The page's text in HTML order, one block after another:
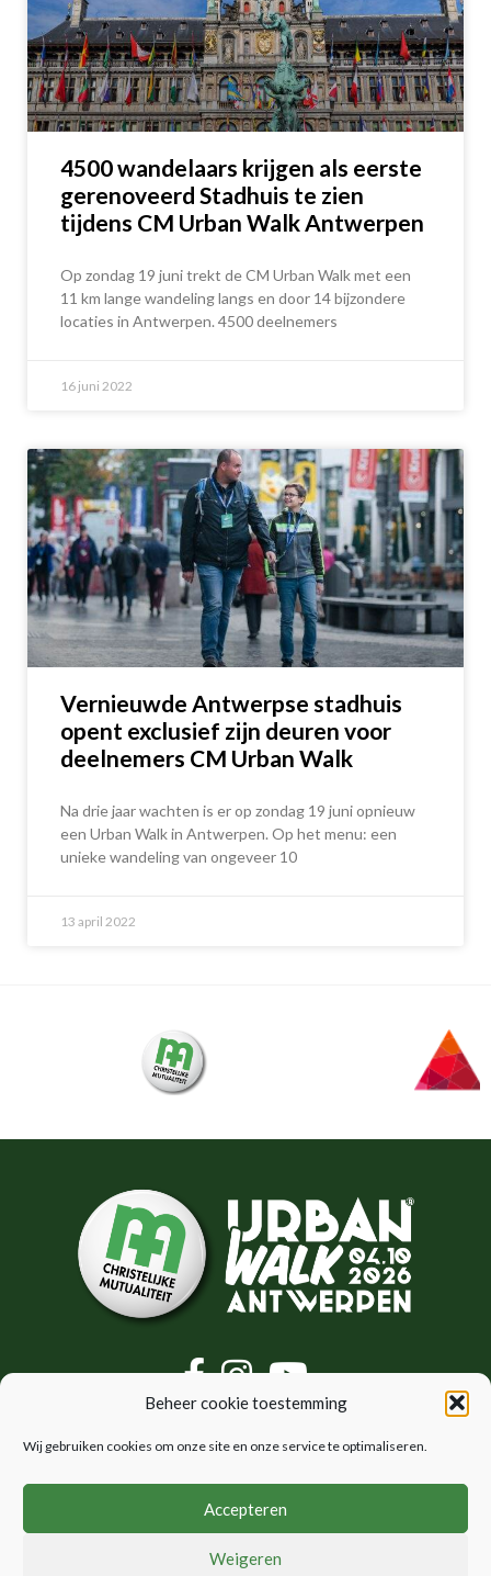
Beheer cookie toestemming
Wij gebruiken cookies om onze site en onze service te optimaliseren.
Accepteren
Weigeren
4500 wandelaars krijgen als eerste
gerenoveerd Stadhuis te zien
tijdens CM Urban Walk Antwerpen
Op zondag 19 juni trekt de CM Urban Walk met een
11 km lange wandeling langs en door 14 bijzondere
locaties in Antwerpen. 4500 deelnemers
16 juni 2022
Vernieuwde Antwerpse stadhuis
opent exclusief zijn deuren voor
deelnemers CM Urban Walk
Na drie jaar wachten is er op zondag 19 juni opnieuw
een Urban Walk in Antwerpen. Op het menu: een
unieke wandeling van ongeveer 10
13 april 2022
CM Urban Walk
Locaties
Algemene voorwaarden
Cookiebeleid